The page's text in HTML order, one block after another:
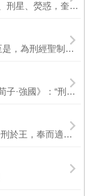
太白星。《韓非子·飾邪》：“又非天缺、弧逆、刑星、熒惑，奎台數年在東也。” 梁...
北周 宣帝 制訂的法律。《北史·周紀下》：“至是，為刑經聖制，其法深刻，大醮...
(1).鑄造器物的模子。刑，通“ 型 ”，模型。《荀子·強國》：“刑范正，金錫...
處以死刑。《周禮·秋官·掌囚》：“及刑殺，告刑於王，奉而適朝士，加明梏，以適...